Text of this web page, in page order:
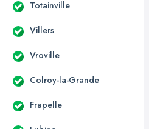
Totainville
Villers
Vroville
Colroy-la-Grande
Frapelle